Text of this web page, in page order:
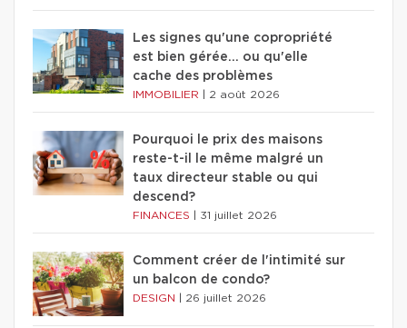
Les signes qu'une copropriété
est bien gérée… ou qu'elle
cache des problèmes
IMMOBILIER 2 août 2026
Pourquoi le prix des maisons
reste-t-il le même malgré un
taux directeur stable ou qui
descend?
FINANCES 31 juillet 2026
Comment créer de l'intimité sur
un balcon de condo?
DESIGN 26 juillet 2026